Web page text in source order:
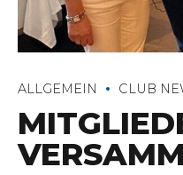
ALLGEMEIN CLUB